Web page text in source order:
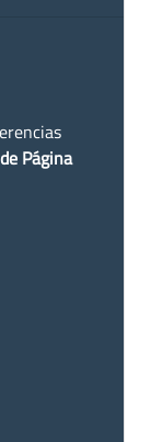
Página